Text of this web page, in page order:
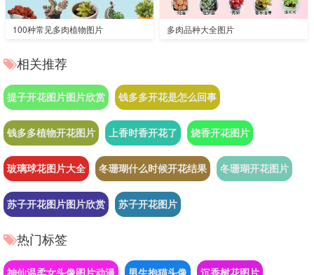
100种常见多肉植物图片 多肉品种大全图片
相关推荐
提子开花图片图片欣赏 钱多多开花是怎么回事
钱多多植物开花图片 上香时香开花了 烧香开花图片
玻璃球花图片大全 冬珊瑚什么时候开花结果 冬珊瑚开花图片
苏子开花图片图片欣赏 苏子开花图片
热门标签